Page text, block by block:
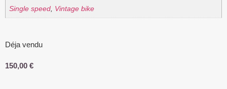
Single speed, Vintage bike
Déja vendu
150,00 €